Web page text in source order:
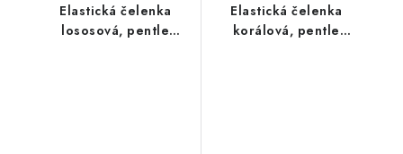
Elastická čelenka
lososová, pentle
Elastická čelenka
korálová, pentle